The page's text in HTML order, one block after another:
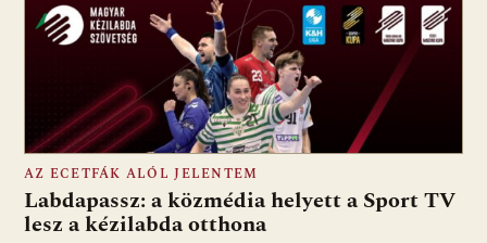
AZ ECETFÁK ALÓL JELENTEM
Labdapassz: a közmédia helyett a Sport TV
lesz a kézilabda otthona